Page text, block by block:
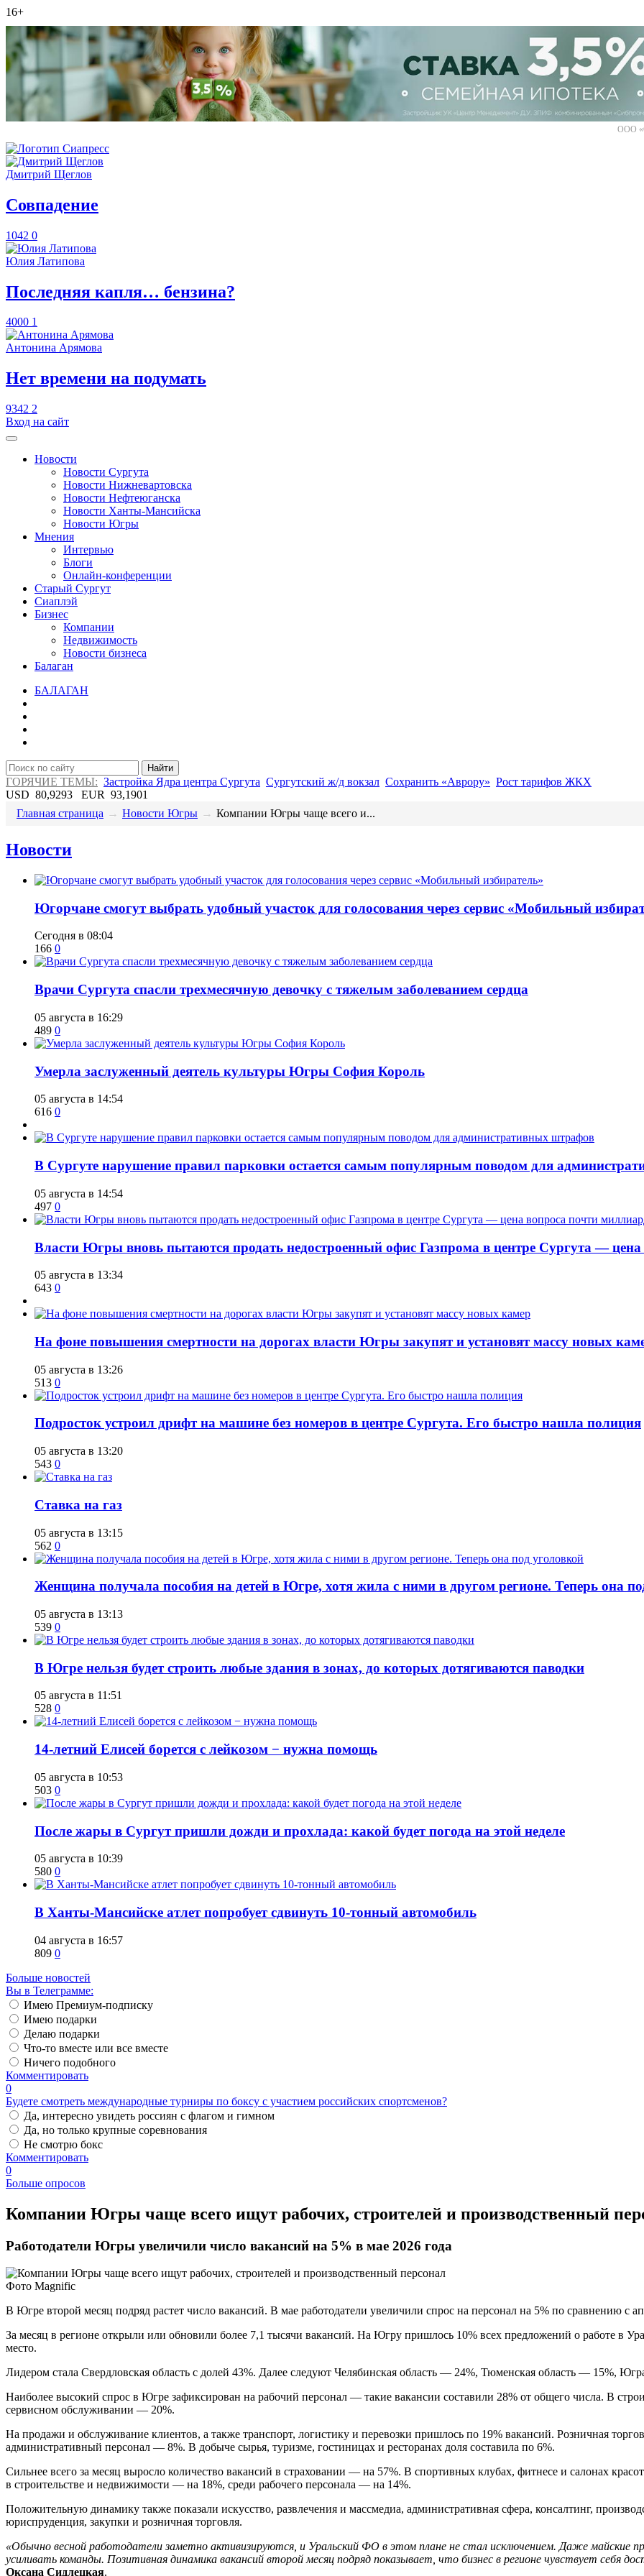
16+
ООО
Дмитрий Щеглов
​Совпадение
1042 0
Юлия Латипова
​Последняя капля… бензина?
4000 1
Антонина Арямова
​Нет времени на подумать
9342 2
Вход на сайт
Новости
Новости Сургута
Новости Нижневартовска
Новости Нефтеюганска
Новости Ханты-Мансийска
Новости Югры
Мнения
Интервью
Блоги
Онлайн-конференции
Старый Сургут
Сиаплэй
Бизнес
Компании
Недвижимость
Новости бизнеса
Балаган
БАЛАГАН
Найти
ГОРЯЧИЕ ТЕМЫ: Застройка Ядра центра Сургута Сургутский ж/д вокзал Сохранить «Аврору» Рост тарифов ЖКХ
USD 80,9293 EUR 93,1901
Главная страница → Новости Югры → Компании Югры чаще всего и...
Новости
Югорчане смогут выбрать удобный участок для голосования через сервис «Мобильный
Сегодня в 08:04
166 0
​Врачи Сургута спасли трехмесячную девочку с тяжелым заболеванием сердца
05 августа в 16:29
489 0
​Умерла заслуженный деятель культуры Югры София Король
05 августа в 14:54
616 0
В Сургуте нарушение правил парковки остается самым популярным поводом для
05 августа в 14:54
497 0
Власти Югры вновь пытаются продать недостроенный офис Газпрома в центре Сургута —
05 августа в 13:34
643 0
На фоне повышения смертности на дорогах власти Югры закупят и установят массу новых
05 августа в 13:26
513 0
Подросток устроил дрифт на машине без номеров в центре Сургута. Его быстро нашла полиция
05 августа в 13:20
543 0
Ставка на газ
05 августа в 13:15
562 0
Женщина получала пособия на детей в Югре, хотя жила с ними в другом регионе. Теперь она
05 августа в 13:13
539 0
В Югре нельзя будет строить любые здания в зонах, до которых дотягиваются паводки
05 августа в 11:51
528 0
14-летний Елисей борется с лейкозом − нужна помощь
05 августа в 10:53
503 0
​После жары в Сургут пришли дожди и прохлада: какой будет погода на этой неделе
05 августа в 10:39
580 0
​В Ханты-Мансийске атлет попробует сдвинуть 10-тонный автомобиль
04 августа в 16:57
809 0
Больше новостей
Вы в Телеграмме:
Имею Премиум-подписку
Имею подарки
Делаю подарки
Что-то вместе или все вместе
Ничего подобного
Комментировать
0
Будете смотреть международные турниры по боксу с участием российских спортсменов?
Да, интересно увидеть россиян с флагом и гимном
Да, но только крупные соревнования
Не смотрю бокс
Комментировать
0
Больше опросов
Компании Югры чаще всего ищут рабочих, строителей и производственный
Работодатели Югры увеличили число вакансий на 5% в мае 2026 года
Фото Magnific
В Югре второй месяц подряд растет число вакансий. В мае работодатели увеличили спрос на персонал на 5% по сравнению с
За месяц в регионе открыли или обновили более 7,1 тысячи вакансий. На Югру пришлось 10% всех предложений о работе в
место.
Лидером стала Свердловская область с долей 43%. Далее следуют Челябинская область — 24%, Тюменская область — 15%,
Наиболее высокий спрос в Югре зафиксирован на рабочий персонал — такие вакансии составили 28% от общего числа. В
сервисном обслуживании — 20%.
На продажи и обслуживание клиентов, а также транспорт, логистику и перевозки пришлось по 19% вакансий. Розничная
административный персонал — 8%. В добыче сырья, туризме, гостиницах и ресторанах доля составила по 6%.
Сильнее всего за месяц выросло количество вакансий в страховании — на 57%. В спортивных клубах, фитнесе и салонах
в строительстве и недвижимости — на 18%, среди рабочего персонала — на 14%.
Положительную динамику также показали искусство, развлечения и массмедиа, административная сфера, консалтинг,
юриспруденция, закупки и розничная торговля.
«Обычно весной работодатели заметно активизируются, и Уральский ФО в этом плане не стал исключением. Даже майские
усиливать команды. Позитивная динамика вакансий второй месяц подряд показывает, что бизнес в регионе чувствует себя
Оксана Сидлецкая.